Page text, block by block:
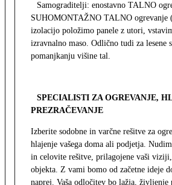
Samograditelji: enostavno TALNO
SUHOMONTAŽNO TALNO ogrevanje
izolacijo položimo panele z utori,
izravnalno maso. Odlično tudi za lesene
pomanjkanju višine tal.
SPECIALISTI ZA OGREVANJE,
PREZRAČEVANJE
Izberite sodobne in varčne rešitve za
hlajenje vašega doma ali podjetja.
in celovite rešitve, prilagojene vaši viziji,
objekta. Z vami bomo od začetne ideje
naprej. Vaša odločitev bo lažja, življenje